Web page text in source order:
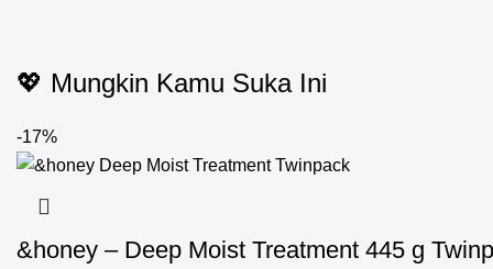
💖 Mungkin Kamu Suka Ini
-17%
&honey – Deep Moist Treatment 445 g